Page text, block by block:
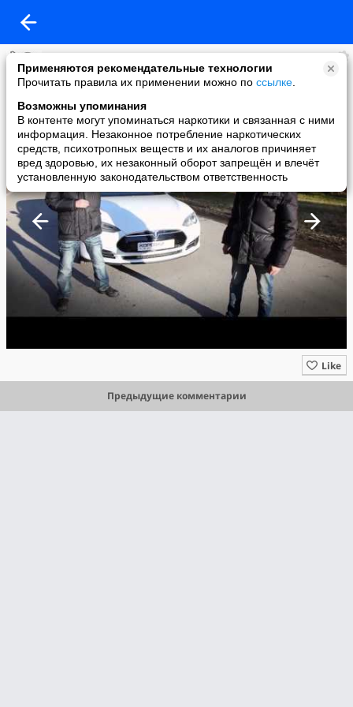
Применяются рекомендательные технологии
Прочитать правила их применении можно по ссылке
Возможны упоминания
В контенте могут упоминаться наркотики и связанная с ними
информация. Незаконное потребление наркотических
средств, психотропных веществ и их аналогов причиняет
вред здоровью, их незаконный оборот запрещён и влечёт
установленную законодательством ответственность
Летать Охота!
added a photo
13 Jan в 12:29
Like
Предыдущие комментарии